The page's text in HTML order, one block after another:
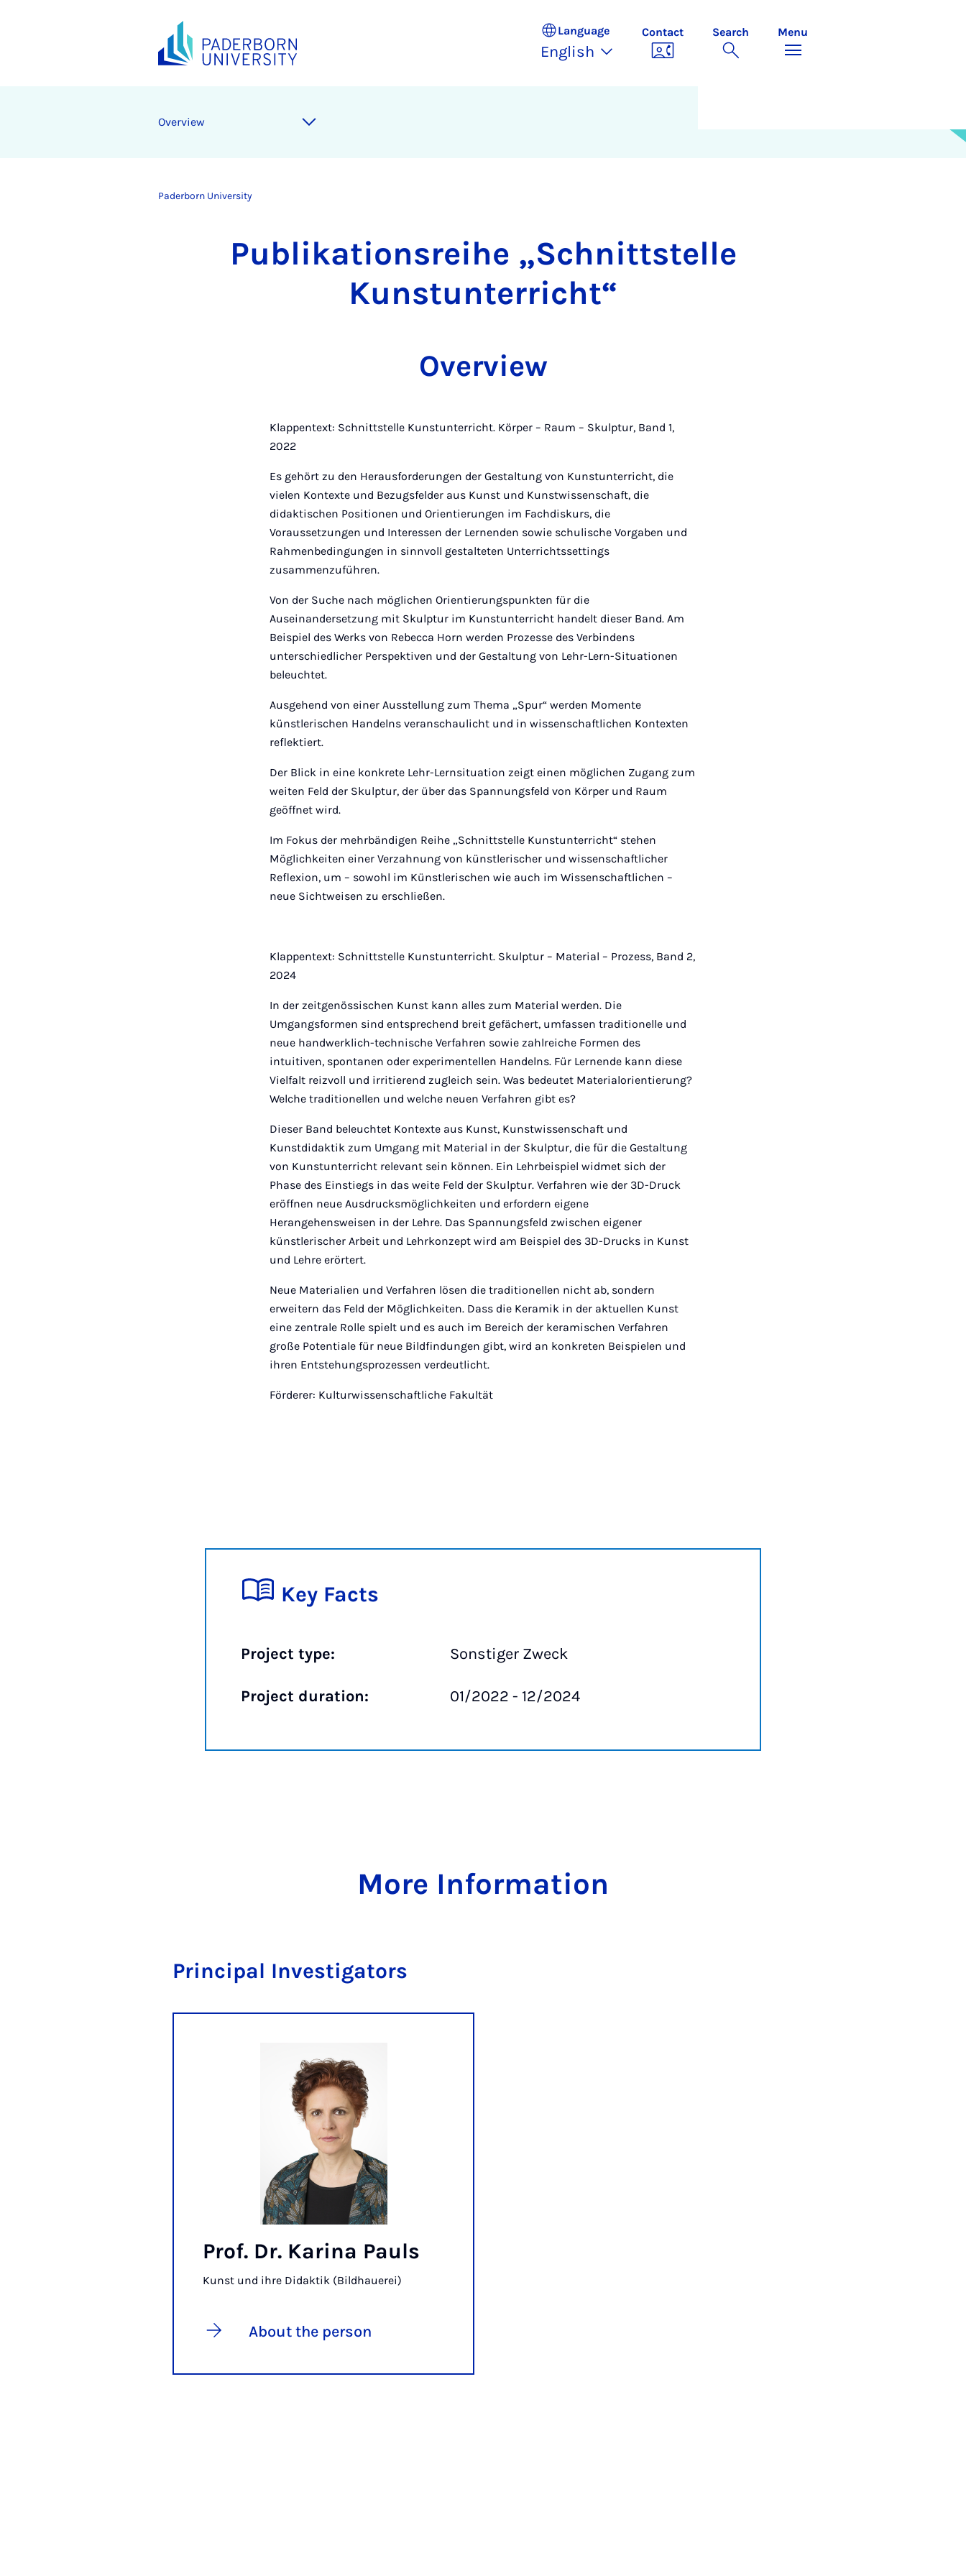
Language
English
Contact Search Menu
Overview
Paderborn University
Publikationsreihe „Schnittstelle
Kunstunterricht“
Overview
Klappentext: Schnittstelle Kunstunterricht. Körper – Raum – Skulptur, Band 1,
2022
Es gehört zu den Herausforderungen der Gestaltung von Kunstunterricht, die
vielen Kontexte und Bezugsfelder aus Kunst und Kunstwissenschaft, die
didaktischen Positionen und Orientierungen im Fachdiskurs, die
Voraussetzungen und Interessen der Lernenden sowie schulische Vorgaben und
Rahmenbedingungen in sinnvoll gestalteten Unterrichtssettings
zusammenzuführen.
Von der Suche nach möglichen Orientierungspunkten für die
Auseinandersetzung mit Skulptur im Kunstunterricht handelt dieser Band. Am
Beispiel des Werks von Rebecca Horn werden Prozesse des Verbindens
unterschiedlicher Perspektiven und der Gestaltung von Lehr-Lern-Situationen
beleuchtet.
Ausgehend von einer Ausstellung zum Thema „Spur“ werden Momente
künstlerischen Handelns veranschaulicht und in wissenschaftlichen Kontexten
reflektiert.
Der Blick in eine konkrete Lehr-Lernsituation zeigt einen möglichen Zugang zum
weiten Feld der Skulptur, der über das Spannungsfeld von Körper und Raum
geöffnet wird.
Im Fokus der mehrbändigen Reihe „Schnittstelle Kunstunterricht“ stehen
Möglichkeiten einer Verzahnung von künstlerischer und wissenschaftlicher
Reflexion, um – sowohl im Künstlerischen wie auch im Wissenschaftlichen –
neue Sichtweisen zu erschließen.
Klappentext: Schnittstelle Kunstunterricht. Skulptur – Material – Prozess, Band 2,
2024
In der zeitgenössischen Kunst kann alles zum Material werden. Die
Umgangsformen sind entsprechend breit gefächert, umfassen traditionelle und
neue handwerklich-technische Verfahren sowie zahlreiche Formen des
intuitiven, spontanen oder experimentellen Handelns. Für Lernende kann diese
Vielfalt reizvoll und irritierend zugleich sein. Was bedeutet Materialorientierung?
Welche traditionellen und welche neuen Verfahren gibt es?
Dieser Band beleuchtet Kontexte aus Kunst, Kunstwissenschaft und
Kunstdidaktik zum Umgang mit Material in der Skulptur, die für die Gestaltung
von Kunstunterricht relevant sein können. Ein Lehrbeispiel widmet sich der
Phase des Einstiegs in das weite Feld der Skulptur. Verfahren wie der 3D-Druck
eröffnen neue Ausdrucksmöglichkeiten und erfordern eigene
Herangehensweisen in der Lehre. Das Spannungsfeld zwischen eigener
künstlerischer Arbeit und Lehrkonzept wird am Beispiel des 3D-Drucks in Kunst
und Lehre erörtert.
Neue Materialien und Verfahren lösen die traditionellen nicht ab, sondern
erweitern das Feld der Möglichkeiten. Dass die Keramik in der aktuellen Kunst
eine zentrale Rolle spielt und es auch im Bereich der keramischen Verfahren
große Potentiale für neue Bildfindungen gibt, wird an konkreten Beispielen und
ihren Entstehungsprozessen verdeutlicht.
Förderer: Kulturwissenschaftliche Fakultät
Key Facts
Project type: Sonstiger Zweck
Project duration: 01/2022 - 12/2024
More Information
Principal Investigators
Prof. Dr. Karina Pauls
Kunst und ihre Didaktik (Bildhauerei)
About the person